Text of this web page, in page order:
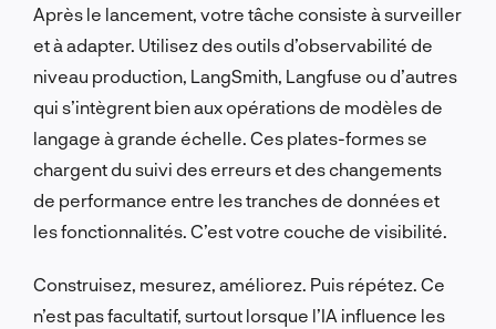
Après le lancement, votre tâche consiste à surveiller
et à adapter. Utilisez des outils d’observabilité de
niveau production, LangSmith, Langfuse ou d’autres
qui s’intègrent bien aux opérations de modèles de
langage à grande échelle. Ces plates-formes se
chargent du suivi des erreurs et des changements
de performance entre les tranches de données et
les fonctionnalités. C’est votre couche de visibilité.
Construisez, mesurez, améliorez. Puis répétez. Ce
n’est pas facultatif, surtout lorsque l’IA influence les